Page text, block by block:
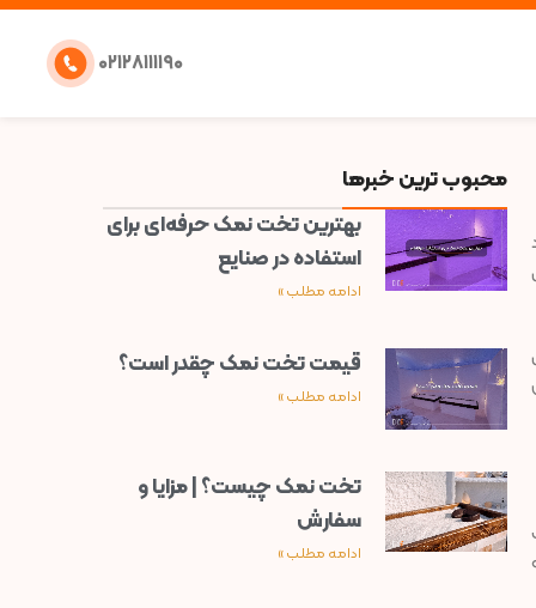
۰۲۱۲۸۱۱۱۱۹۰
محبوب ترین خبرها
بهترین تخت نمک حرفه‌ای برای
استفاده در صنایع
ادامه مطلب »
قیمت تخت نمک چقدر است؟
ادامه مطلب »
تخت نمک چیست؟ | مزایا و
سفارش
ادامه مطلب »